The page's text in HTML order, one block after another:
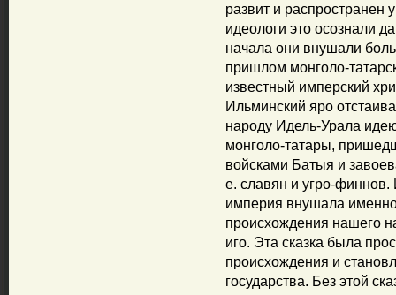
развит и распространен
идеологи это осознали
начала они внушали
пришлом монголо-
известный имперский
Ильминский яро
народу Идель-Урала
монголо-татары,
войсками Батыя и
е. славян и угро-финнов.
империя внушала
происхождения нашего
иго. Эта сказка была
происхождения и
государства. Без этой